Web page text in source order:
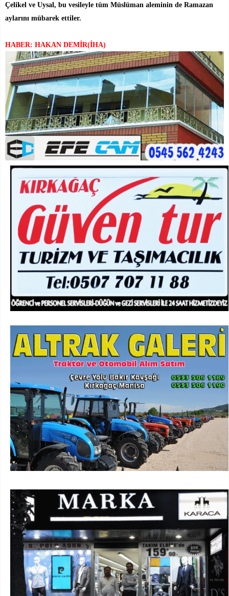
Çelikel ve Uysal, bu vesileyle tüm Müslüman aleminin de Ramazan
aylarını mübarek ettiler.
HABER: HAKAN DEMİR(İHA)